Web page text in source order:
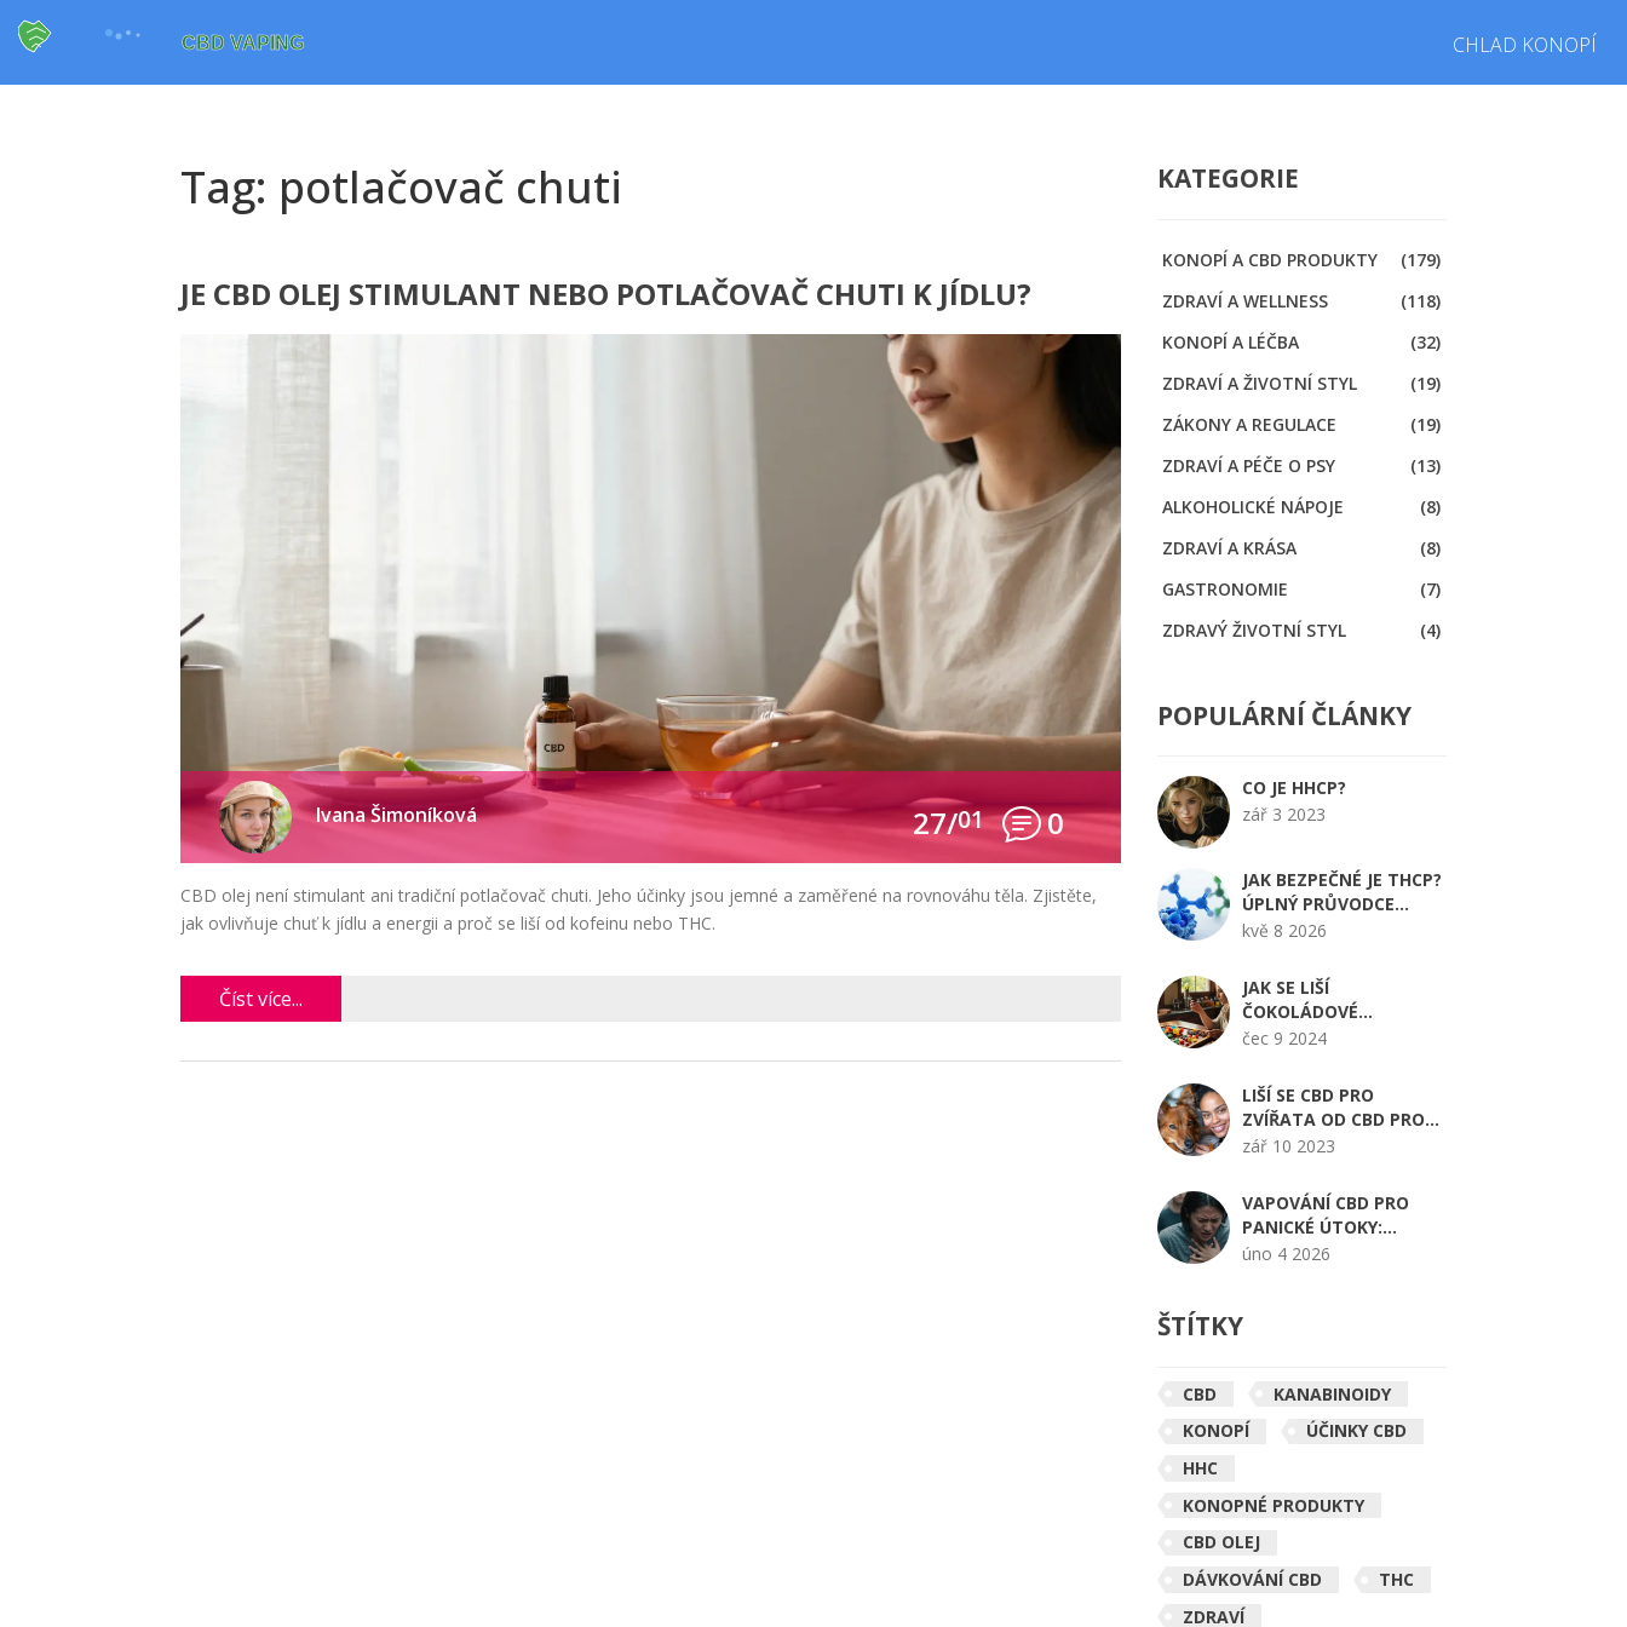
CHLAD KONOPÍ
Tag: potlačovač chuti
JE CBD OLEJ STIMULANT NEBO POTLAČOVAČ CHUTI K JÍDLU?
Ivana Šimoníková 27/01 0
CBD olej není stimulant ani tradiční potlačovač chuti. Jeho účinky jsou jemné a zaměřené na rovnováhu těla. Zjistěte,
jak ovlivňuje chuť k jídlu a energii a proč se liší od kofeinu nebo THC.
Číst více...
KATEGORIE
KONOPÍ A CBD PRODUKTY
(179)
ZDRAVÍ A WELLNESS
(118)
KONOPÍ A LÉČBA
(32)
ZDRAVÍ A ŽIVOTNÍ STYL
(19)
ZÁKONY A REGULACE
(19)
ZDRAVÍ A PÉČE O PSY
(13)
ALKOHOLICKÉ NÁPOJE
(8)
ZDRAVÍ A KRÁSA
(8)
GASTRONOMIE
(7)
ZDRAVÝ ŽIVOTNÍ STYL
(4)
POPULÁRNÍ ČLÁNKY
CO JE HHCP?
zář 3 2023
JAK BEZPEČNÉ JE THCP?
ÚPLNÝ PRŮVODCE
RIZIKY A ÚČINKY V ROCE
kvě 8 2026
JAK SE LIŠÍ
ČOKOLÁDOVÉ
POCHUTINY OD
čec 9 2024
LIŠÍ SE CBD PRO
ZVÍŘATA OD CBD PRO
LIDI?
zář 10 2023
VAPOVÁNÍ CBD PRO
PANICKÉ ÚTOKY:
VĚDECKÉ POZNATKY A
úno 4 2026
ŠTÍTKY
CBD
KANABINOIDY
KONOPÍ
ÚČINKY CBD
HHC
KONOPNÉ PRODUKTY
CBD OLEJ
DÁVKOVÁNÍ CBD
THC
ZDRAVÍ